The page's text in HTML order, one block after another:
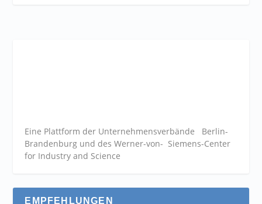
Eine Plattform der Unternehmensverbände Berlin-
Brandenburg und des Werner-von- Siemens-Center
for Industry and Science
EMPFEHLUNGEN